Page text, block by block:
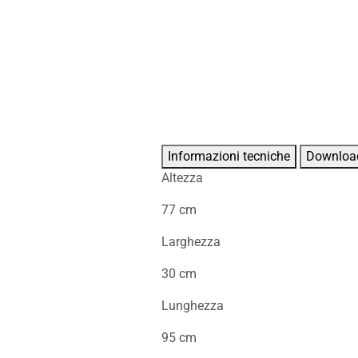
Informazioni tecniche
Altezza
77 cm
Larghezza
30 cm
Lunghezza
95 cm